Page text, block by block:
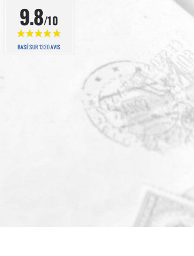
9.8/10
BASÉ SUR 1330 AVIS